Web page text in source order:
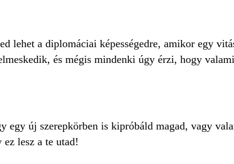
lehet a diplomáciai képességedre, amikor egy
és mégis mindenki úgy érzi, hogy
egy új szerepkörben is kipróbáld magad, vagy
lesz a te utad!